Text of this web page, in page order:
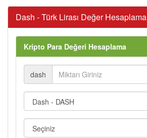
Dash - Türk Lirası Değer Hesaplama
Kripto Para Değeri Hesaplama
dash